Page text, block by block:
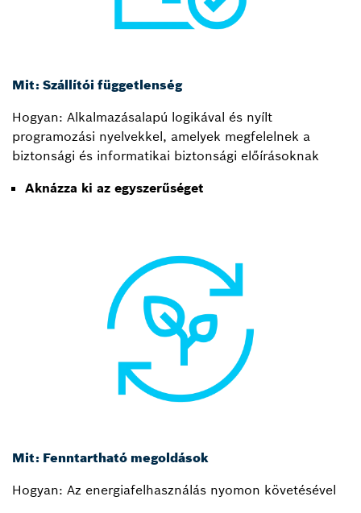
Mit: Szállítói függetlenség
Hogyan: Alkalmazásalapú logikával és nyílt
programozási nyelvekkel, amelyek megfelelnek a
biztonsági és informatikai biztonsági előírásoknak
Aknázza ki az egyszerűséget
Mit: Fenntartható megoldások
Hogyan: Az energiafelhasználás nyomon követésével